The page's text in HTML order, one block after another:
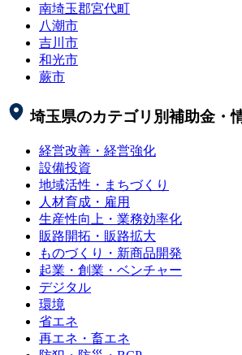
南埼玉郡宮代町
八潮市
吉川市
和光市
蕨市
埼玉県のカテゴリ別補助金・
経営改善・経営強化
設備投資
地域活性・まちづくり
人材育成・雇用
生産性向上・業務効率化
販路開拓・販路拡大
ものづくり・新商品開発
起業・創業・ベンチャー
デジタル
環境
省エネ
再エネ・畜エネ